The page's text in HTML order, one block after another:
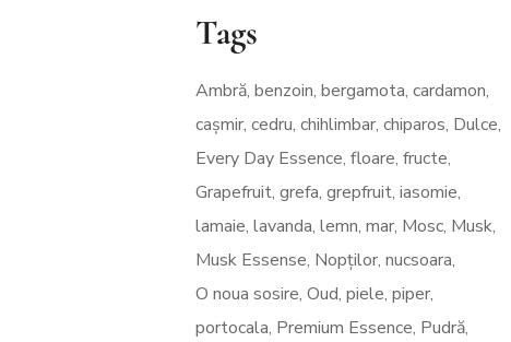
Tags
Ambră benzoin bergamota cardamon
cașmir cedru chihlimbar chiparos Dulce
Every Day Essence floare fructe
Grapefruit grefa grepfruit iasomie
lamaie lavanda lemn mar Mosc Musk
Musk Essense Nopților nucsoara
O noua sosire Oud piele piper
portocala Premium Essence Pudră